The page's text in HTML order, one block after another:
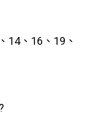
14、16、19、